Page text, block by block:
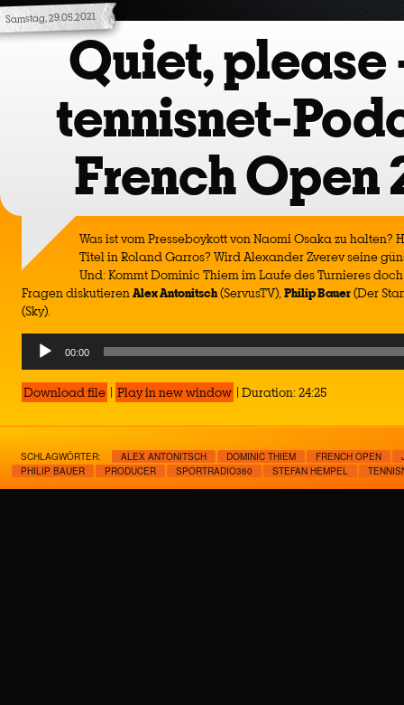
Samstag, 29.05.2021
Quiet, please
tennisnet-
French Open
Was ist vom Presseboykott von Naomi Osaka zu halten?
Titel in Roland Garros? Wird Alexander Zverev seine
Und: Kommt Dominic Thiem im Laufe des Turnieres
Fragen diskutierenAlex Antonitsch(ServusTV), Philip Bauer(Der
(Sky).
Audio
Player
00:00
Download file | Play in new window | Duration: 24:25
SCHLAGWÖRTER: ALEX ANTONITSCH DOMINIC THIEM FRENCH OPEN
PHILIP BAUER
PRODUCER SPORTRADIO360 STEFAN HEMPEL